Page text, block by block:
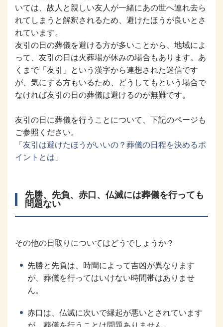
いては、故人と親しい友人が一緒にあの世へ連れ去ら
れてしまうと解釈されるため、避けたほうが良いとさ
れています。
友引の日の葬儀を避ける方が多いことから、地域によ
って、友引の日は火葬場が休みの場合もあります。あ
くまで「友引」という漢字から連想された迷信です
が、気にする方もいるため、どうしてもという場合で
なければ友引の日の葬儀は避けるのが無難です。
友引の日に葬儀を行うことについて、下記のページも
ご参照ください。
「友引は避けたほうがいいの？葬儀の日程を決めるポ
イントとは」
先勝、先負、赤口、仏滅には葬儀を行っても
問題ない
その他の日取りについてはどうでしょうか？
先勝と先負は、時間によって吉凶が異なります
が、葬儀を行ってはいけない時間帯はありませ
ん。
赤口は、仏滅に次いで縁起が悪いとされています
が、葬儀を行うことは問題ありません。